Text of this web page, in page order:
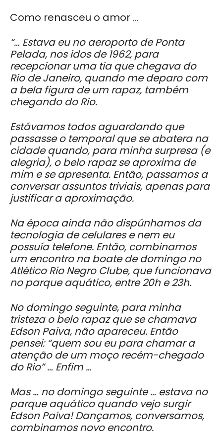
Como renasceu o amor …
“… Estava eu no aeroporto de Ponta
Pelada, nos idos de 1962, para
recepcionar uma tia que chegava do
Rio de Janeiro, quando me deparo com
a bela figura de um rapaz, também
chegando do Rio.
Estávamos todos aguardando que
passasse o temporal que se abatera na
cidade quando, para minha surpresa (e
alegria), o belo rapaz se aproxima de
mim e se apresenta. Então, passamos a
conversar assuntos triviais, apenas para
justificar a aproximação.
Na época ainda não dispúnhamos da
tecnologia de celulares e nem eu
possuía telefone. Então, combinamos
um encontro na boate de domingo no
Atlético Rio Negro Clube, que funcionava
no parque aquático, entre 20h e 23h.
No domingo seguinte, para minha
tristeza o belo rapaz que se chamava
Edson Paiva, não apareceu. Então
pensei: “quem sou eu para chamar a
atenção de um moço recém-chegado
do Rio” … Enfim …
Mas … no domingo seguinte … estava no
parque aquático quando vejo surgir
Edson Paiva! Dançamos, conversamos,
combinamos novo encontro.